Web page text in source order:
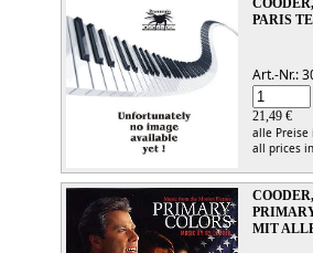
PARIS
Art.-Nr.:
21,49 €
alle
all prices
MIT